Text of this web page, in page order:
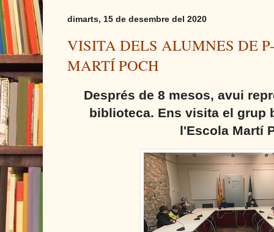
dimarts, 15 de desembre del 2020
VISITA DELS ALUMNES DE
MARTÍ POCH
Després de 8 mesos, avui r
biblioteca. Ens visita elgrup
l'Escola Martí